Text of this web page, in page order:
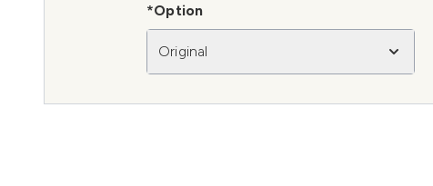
*Option
Original